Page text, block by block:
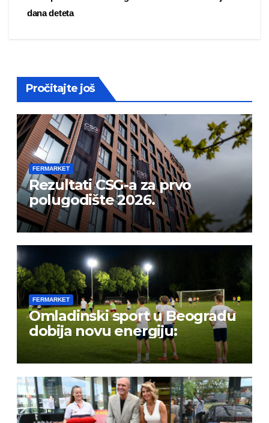
navigation
dana deteta
Pročitajte još
FERMARKET
Rezultati CSG-a za prvo
polugodište 2026.
FERMARKET
Omladinski sport u Beogradu
dobija novu energiju: